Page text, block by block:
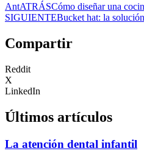
AntATRÁSCómo diseñar una
SIGUIENTEBucket hat: la
Compartir
Reddit
X
LinkedIn
Últimos artículos
La atención dental infantil